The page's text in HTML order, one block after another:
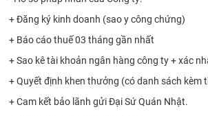
+ Đăng ký kinh doanh (sao y công chứng)
+ Báo cáo thuế 03 tháng gần nhất
+ Sao kê tài khoản ngân hàng công ty + xác
+ Quyết định khen thưởng (có danh sách kèm
+ Cam kết bảo lãnh gửi Đại Sứ Quán Nhật.